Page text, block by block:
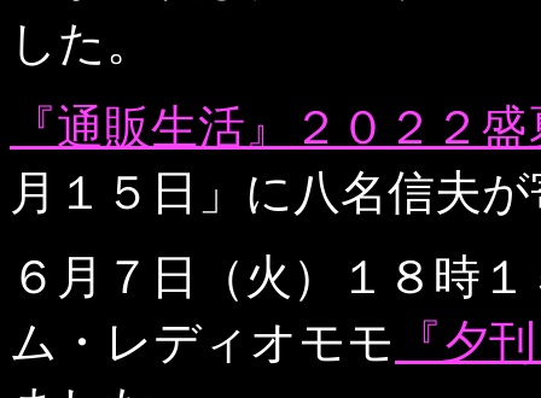
した。
『通販生活』２０２２
月１５日」に八名信夫
６月７日（火）１８時
ム・レディオモモ 『夕